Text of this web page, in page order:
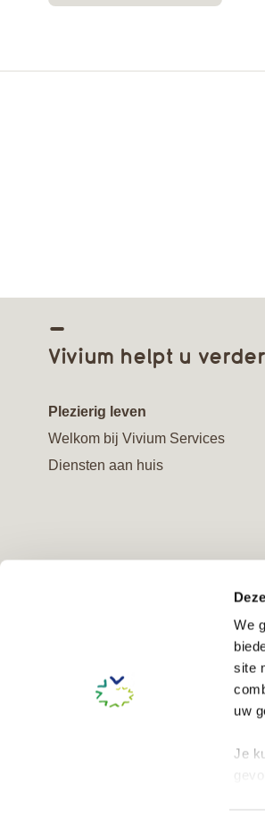
We
site
uw
Je
Vivium helpt u verder
Plezierig leven
Welkom bij Vivium Services
Diensten aan huis